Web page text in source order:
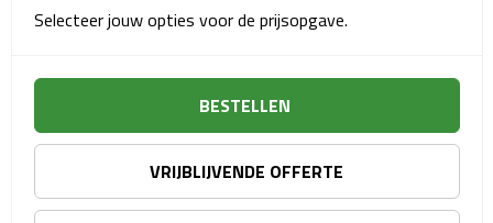
Bagageweegschalen
Bagageriemen
Selecteer jouw opties voor de prijsopgave.
BESTELLEN
VRIJBLIJVENDE OFFERTE